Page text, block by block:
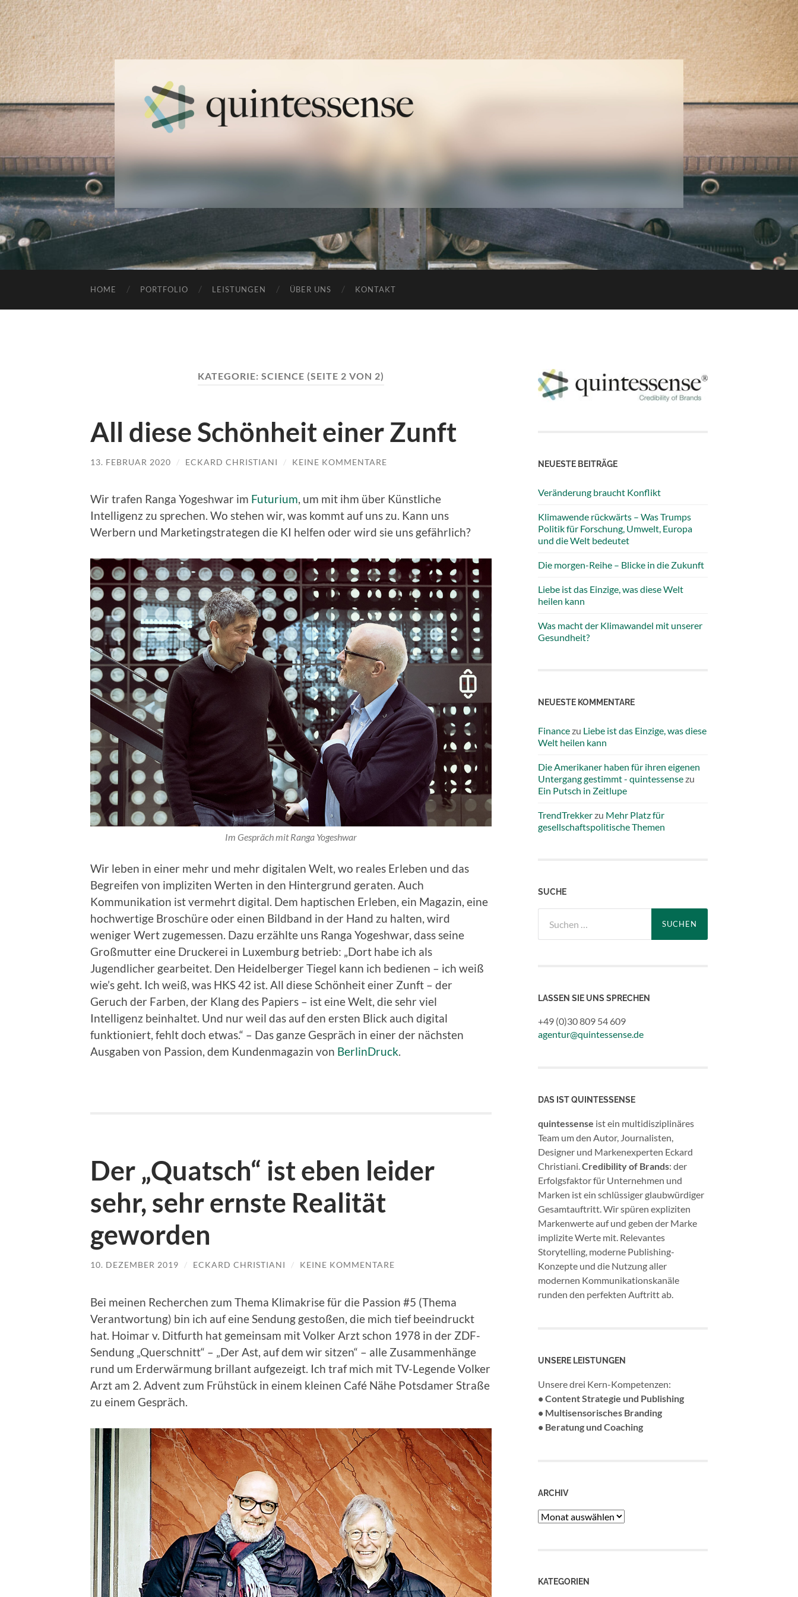
quintessense
HOME PORTFOLIO LEISTUNGEN ÜBER UNS KONTAKT
KATEGORIE: SCIENCE (SEITE 2 VON 2)
All diese Schönheit einer Zunft
13. FEBRUAR 2020 / ECKARD CHRISTIANI / KEINE KOMMENTARE
Wir trafen Ranga Yogeshwar im Futurium, um mit ihm über Künstliche
Intelligenz zu sprechen. Wo stehen wir, was kommt auf uns zu. Kann uns
Werbern und Marketingstrategen die KI helfen oder wird sie uns gefährlich?
Im Gespräch mit Ranga Yogeshwar
Wir leben in einer mehr und mehr digitalen Welt, wo reales Erleben und das
Begreifen von impliziten Werten in den Hintergrund geraten. Auch
Kommunikation ist vermehrt digital. Dem haptischen Erleben, ein Magazin, eine
hochwertige Broschüre oder einen Bildband in der Hand zu halten, wird
weniger Wert zugemessen. Dazu erzählte uns Ranga Yogeshwar, dass seine
Großmutter eine Druckerei in Luxemburg betrieb: „Dort habe ich als
Jugendlicher gearbeitet. Den Heidelberger Tiegel kann ich bedienen – ich weiß
wie’s geht. Ich weiß, was HKS 42 ist. All diese Schönheit einer Zunft – der
Geruch der Farben, der Klang des Papiers – ist eine Welt, die sehr viel
Intelligenz beinhaltet. Und nur weil das auf den ersten Blick auch digital
funktioniert, fehlt doch etwas.“ – Das ganze Gespräch in einer der nächsten
Ausgaben von Passion, dem Kundenmagazin von BerlinDruck.
Der „Quatsch“ ist eben leider
sehr, sehr ernste Realität
geworden
10. DEZEMBER 2019 / ECKARD CHRISTIANI / KEINE KOMMENTARE
Bei meinen Recherchen zum Thema Klimakrise für die Passion #5 (Thema
Verantwortung) bin ich auf eine Sendung gestoßen, die mich tief beeindruckt
hat. Hoimar v. Ditfurth hat gemeinsam mit Volker Arzt schon 1978 in der ZDF-
Sendung „Querschnitt“ – „Der Ast, auf dem wir sitzen“ – alle Zusammenhänge
rund um Erderwärmung brillant aufgezeigt. Ich traf mich mit TV-Legende Volker
Arzt am 2. Advent zum Frühstück in einem kleinen Café Nähe Potsdamer Straße
zu einem Gespräch.
NEUESTE BEITRÄGE
Veränderung braucht Konflikt
Klimawende rückwärts – Was Trumps
Politik für Forschung, Umwelt, Europa
und die Welt bedeutet
Die morgen-Reihe – Blicke in die Zukunft
Liebe ist das Einzige, was diese Welt
heilen kann
Was macht der Klimawandel mit unserer
Gesundheit?
NEUESTE KOMMENTARE
Financezu Liebe ist das Einzige, was diese
Welt heilen kann
Die Amerikaner haben für ihren eigenen
Untergang gestimmt - quintessensezu
Ein Putsch in Zeitlupe
TrendTrekkerzu Mehr Platz für
gesellschaftspolitische Themen
SUCHE
nach:
LASSEN SIE UNS SPRECHEN
+49 (0)30 809 54 609
agentur@quintessense.de
DAS IST QUINTESSENSE
quintessense ist ein multidisziplinäres
Team um den Autor, Journalisten,
Designer und Markenexperten Eckard
Christiani.Credibility of Brands: der
Erfolgsfaktor für Unternehmen und
Marken ist ein schlüssiger glaubwürdiger
Gesamtauftritt. Wir spüren expliziten
Markenwerte auf und geben der Marke
implizite Werte mit. Relevantes
Storytelling, moderne Publishing-
Konzepte und die Nutzung aller
modernen Kommunikationskanäle
runden den perfekten Auftritt ab.
UNSERE LEISTUNGEN
Unsere drei Kern-Kompetenzen:
• Content Strategie und Publishing
• Multisensorisches Branding
• Beratung und Coaching
ARCHIV
Archiv
KATEGORIEN